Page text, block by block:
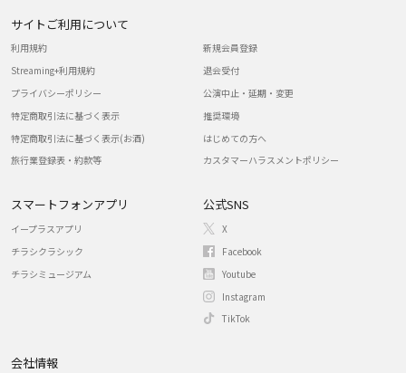
サイトご利用について
利用規約
Streaming+利用規約
プライバシーポリシー
特定商取引法に基づく表示
特定商取引法に基づく表示(お酒)
旅行業登録表・約款等
新規会員登録
退会受付
公演中止・延期・変更
推奨環境
はじめての方へ
カスタマーハラスメントポリシー
スマートフォンアプリ
イープラスアプリ
チラシクラシック
チラシミュージアム
公式SNS
X
Facebook
Youtube
Instagram
TikTok
会社情報